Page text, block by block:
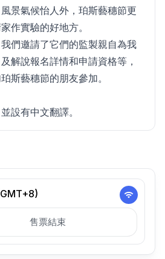
景氣候怡人外，珀斯藝穗節更
作實驗的好地方。
們邀請了它們的監製親自為我
解說報名詳情和申請資格等，
斯藝穗節的朋友參加。
設有中文翻譯。
售票結束